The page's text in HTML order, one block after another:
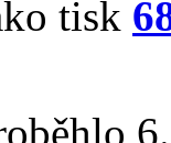
tisk